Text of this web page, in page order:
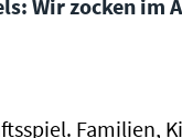
Wir zocken im
Familien,